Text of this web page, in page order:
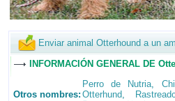
Enviar animal Otterhound a un
INFORMACIÓN GENERAL DE
Otros nombres:
Perro de Nutria,
Otterhund,